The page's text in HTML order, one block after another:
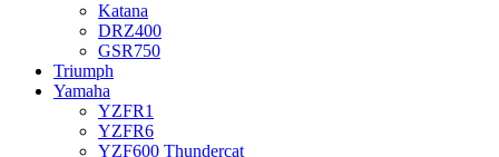
Katana
DRZ400
GSR750
Triumph
Yamaha
YZFR1
YZFR6
YZF600 Thundercat